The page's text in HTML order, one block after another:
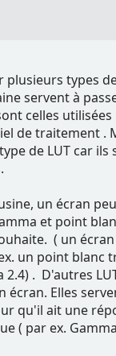
plusieurs types
servent à
celles utilisées
de traitement .
de LUT car ils
un écran
et point
( un
un point blanc
2.4) . D'autres
écran. Elles
qu'il ait une
( par ex.